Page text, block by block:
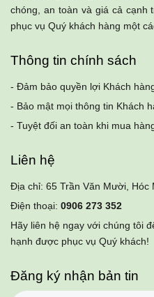
chóng, an toàn và giá cả cạnh
phục vụ Quý khách hàng một
Thông tin chính sách
- Đảm bảo quyền lợi Khách
- Bảo mật mọi thông tin Khách
- Tuyệt đối an toàn khi mua
Liên hệ
Địa chỉ: 65 Trần Văn Mười, Hóc
Điện thoại: 0906 273 352
Hãy liên hệ ngay với chúng tôi
hạnh được phục vụ Quý khách!
Đăng ký nhận bản tin